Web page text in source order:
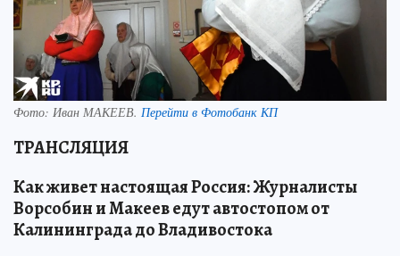
Фото: Иван МАКЕЕВ. Перейти в Фотобанк КП
ТРАНСЛЯЦИЯ
Как живет настоящая Россия: Журналисты
Ворсобин и Макеев едут автостопом от
Калининграда до Владивостока